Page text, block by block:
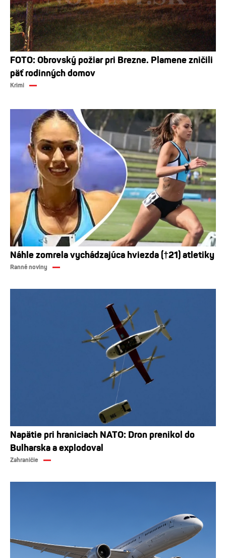
FOTO: Obrovský požiar pri Brezne. Plamene zničili
päť rodinných domov
Krimi
Náhle zomrela vychádzajúca hviezda (†21) atletiky
Ranné noviny
Napätie pri hraniciach NATO: Dron prenikol do
Bulharska a explodoval
Zahraničie